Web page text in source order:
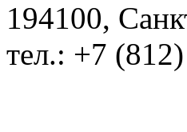
194100,
тел.: +7